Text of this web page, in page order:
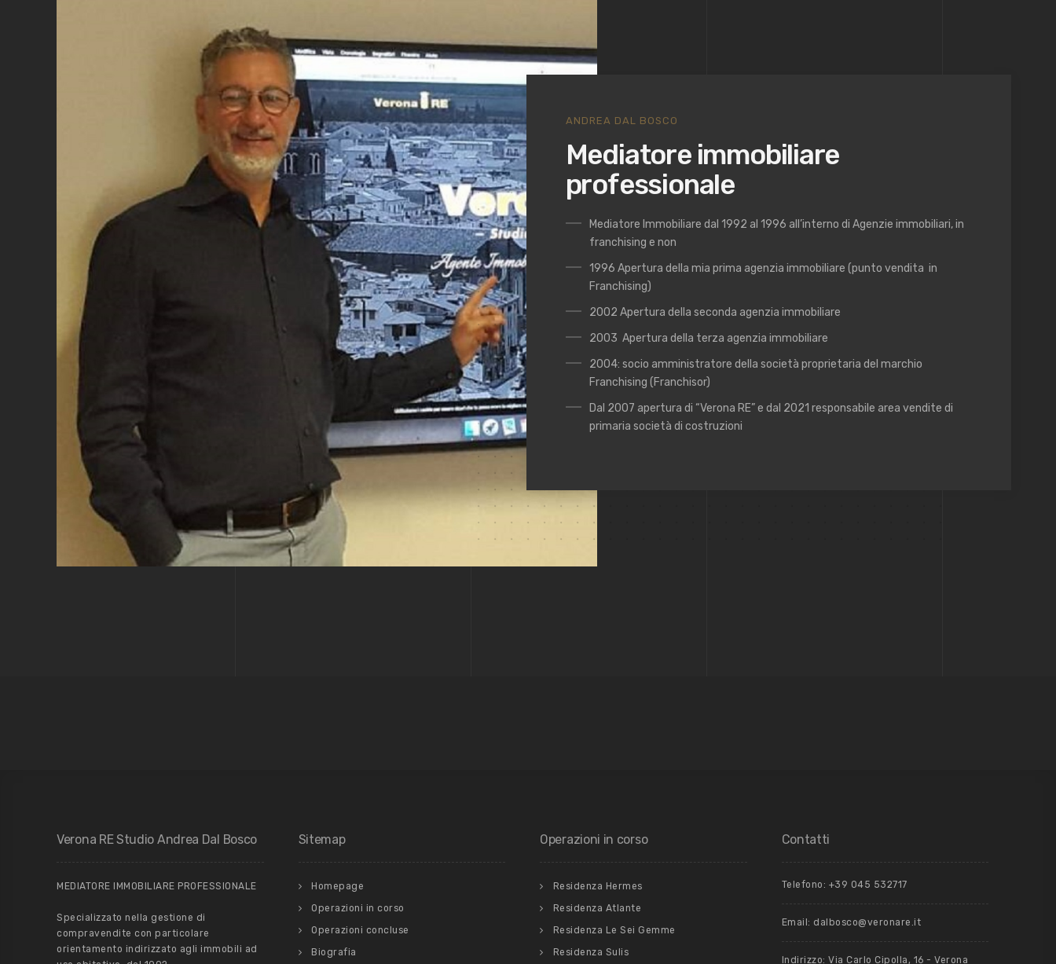
ANDREA DAL BOSCO
Mediatore immobiliare
professionale
Mediatore Immobiliare dal 1992 al 1996 all’interno di Agenzie immobiliari, in
franchising e non
1996 Apertura della mia prima agenzia immobiliare (punto vendita in
Franchising)
2002 Apertura della seconda agenzia immobiliare
2003 Apertura della terza agenzia immobiliare
2004: socio amministratore della società proprietaria del marchio
Franchising (Franchisor)
Dal 2007 apertura di “Verona RE” e dal 2021 responsabile area vendite di
primaria società di costruzioni
Verona RE Studio Andrea Dal Bosco
MEDIATORE IMMOBILIARE PROFESSIONALE
Specializzato nella gestione di
compravendite con particolare
orientamento indirizzato agli immobili ad
Sitemap
Homepage
Operazioni in corso
Operazioni concluse
Biografia
Operazioni in corso
Residenza Hermes
Residenza Atlante
Residenza Le Sei Gemme
Residenza Sulis
Contatti
Telefono: +39 045 532717
Email: dalbosco@veronare.it
Indirizzo: Via Carlo Cipolla, 16 - Verona